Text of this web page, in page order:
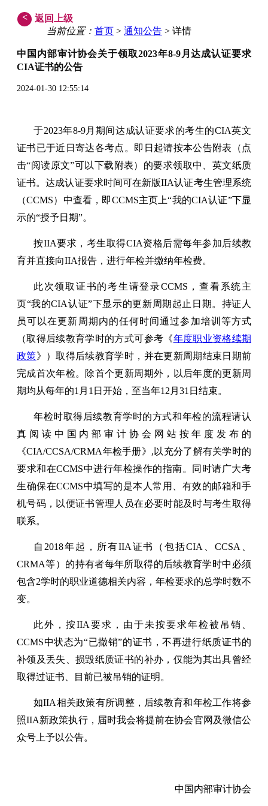
<
返回上级
当前位置： 首页 > 通知公告 > 详情
中国内部审计协会关于领取2023年8-9月达成认证要求
CIA证书的公告
2024-01-30 12:55:14
于2023年8-9月期间达成认证要求的考生的CIA英文
证书已于近日寄达各考点。
即日起请按本公告附表（点
击“阅读原文”可以下载附表）的要求领取中、英文纸质
证书。达成认证要求时间可在新版IIA认证考生管理系统
（CCMS）中查看，即CCMS主页上“我的CIA认证”下显
示的“授予日期”。
按IIA要求，考生取得CIA资格后需每年参加后续教
育并直接向IIA报告，进行年检并缴纳年检费。
此次领取证书的考生请登录CCMS，查看系统主
页“我的CIA认证”下显示的更新周期起止日期。持证人
员可以在更新周期内的任何时间通过参加培训等方式
（取得后续教育学时的方式可参考《年度职业资格续期
政策》）取得后续教育学时，并在更新周期结束日期前
完成首次年检。除首个更新周期外，以后年度的更新周
期均从每年的1月1日开始，至当年12月31日结束。
年检时取得后续教育学时的方式和年检的流程请认
真阅读中国内部审计协会网站按年度发布的
《CIA/CCSA/CRMA年检手册》,以充分了解有关学时的
要求和在CCMS中进行年检操作的指南。同时请广大考
生确保在CCMS中填写的是本人常用、有效的邮箱和手
机号码，以便证书管理人员在必要时能及时与考生取得
联系。
自2018年起，所有IIA证书（包括CIA、CCSA、
CRMA等）的持有者每年所取得的后续教育学时中必须
包含2学时的职业道德相关内容，年检要求的总学时数不
变。
此外，按IIA要求，由于未按要求年检被吊销、
CCMS中状态为“已撤销”的证书，不再进行纸质证书的
补领及丢失、损毁纸质证书的补办，仅能为其出具曾经
取得过证书、目前已被吊销的证明。
如IIA相关政策有所调整，后续教育和年检工作将参
照IIA新政策执行，届时我会将提前在协会官网及微信公
众号上予以公告。
中国内部审计协会